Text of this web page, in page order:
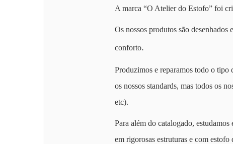
A marca “O Atelier do Estofo” foi
Os nossos produtos são
conforto.
Produzimos e reparamos todo o tipo
os nossos standards, mas todos os
etc).
Para além do catalogado, estudamos
em rigorosas estruturas e com estofo